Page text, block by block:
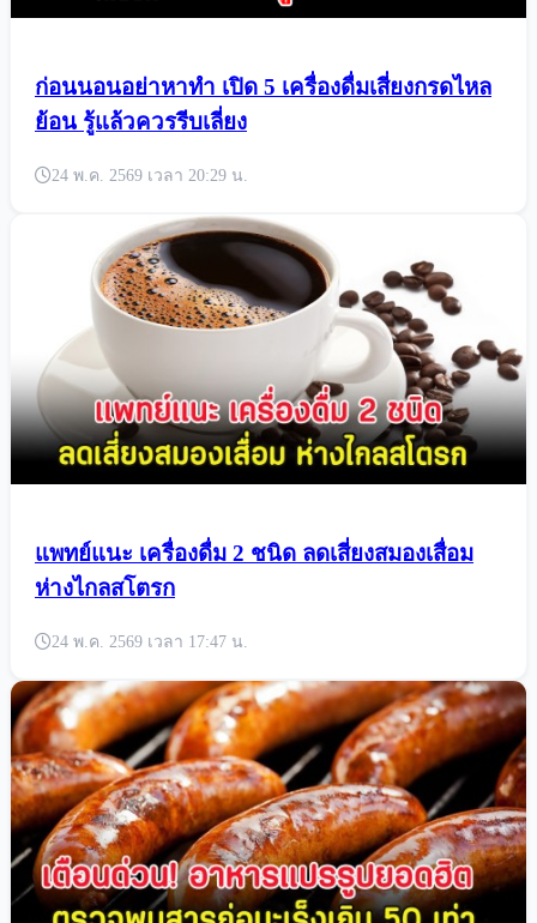
ก่อนนอนอย่าหาทำ เปิด 5 เครื่องดื่มเสี่ยงกรดไหล
ย้อน รู้แล้วควรรีบเลี่ยง
24 พ.ค. 2569 เวลา 20:29 น.
แพทย์แนะ เครื่องดื่ม 2 ชนิด ลดเสี่ยงสมองเสื่อม
ห่างไกลสโตรก
24 พ.ค. 2569 เวลา 17:47 น.